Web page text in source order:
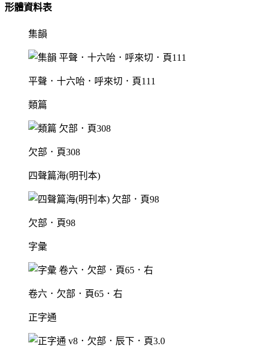
形體資料表
集韻
平聲．十六咍．呼來切．頁111
類篇
欠部．頁308
四聲篇海(明刊本)
欠部．頁98
字彙
卷六．欠部．頁65．右
正字通